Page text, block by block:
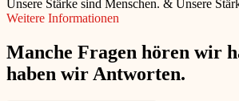
Unsere Stärke sind Menschen. & Unsere
Weitere Informationen
Manche Fragen hören wir
haben wir Antworten.